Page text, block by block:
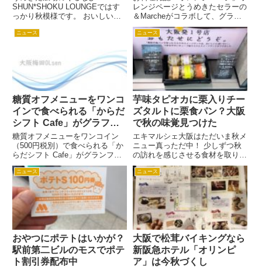
SHUN*SHOKU LOUNGEではす
っかり秋模様です。 おいしい秋
まだ暑い日が続きますが……冷凍
凍りんごの文字が！ 新人OL...
レンジページとうめきたセラーの
＆Marcheがコラボして、グラン
フロント大阪店だけの「情熱の国
スペイン祭」メニューが期間限定
でスタートします！ プロデュー
スby「オレンジページ」の限定
メニューは何？ スペイン...
ニュース
糖質オフメニューをワンコ
インで食べられる「からだ
シフト Cafe」がグラフロ
でオープン！
糖質オフメニューをワンコイン
（500円税別）で食べられる「か
らだシフト Cafe」がグランフロ
ント大阪でオープンします！ 記
念イベントとして監修のSHIHO
さんが登場！ カフェのオープン
を記念して、SHIHOさんが講師
としてスペシャルトーク...
ニュース
芋味タピオカに栗入りチー
ズタルトに栗食パン？大阪
で秋の味覚見つけた
エキマルシェ大阪はただいま秋メ
ニュー真っただ中！ 少しずつ秋
の訪れを感じさせる食材を取り入
れて、各店で旬を感じさせるメニ
ューが完成しました！ お昼のラ
ンチにもぴったりなものもたくさ
んあるので、エキマルシェ大阪で
ササっと食べるのもいいです
が、...
ニュース
おやつにポテトはいかが？
駅前第二ビルのモスでポテ
ト割引券配布中
ニュース
大阪で松茸バイキングなら
新阪急ホテル「オリンピ
ア」は今秋づくし